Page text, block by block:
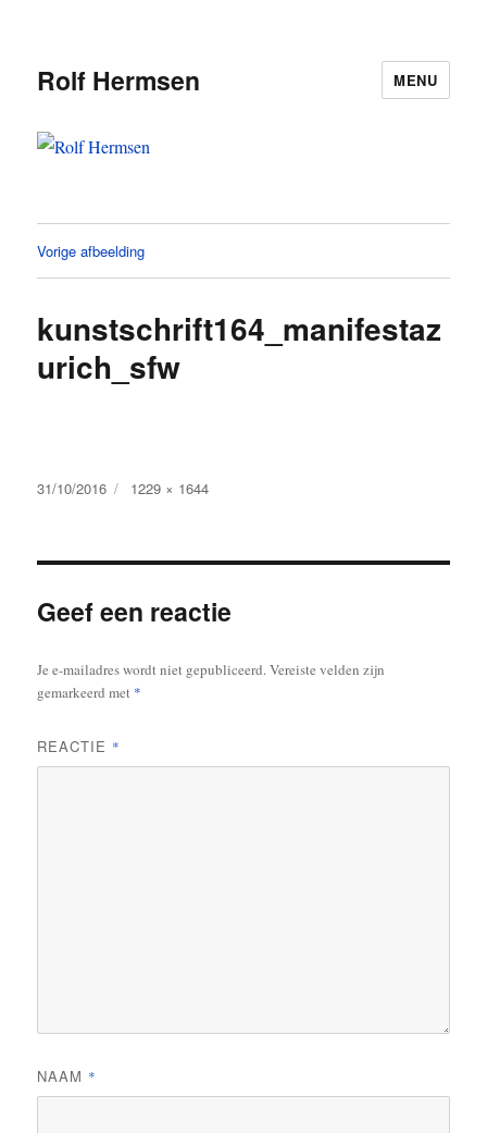
Rolf Hermsen MENU
Vorige afbeelding
kunstschrift164_manifestaz
urich_sfw
Geplaatst
31/10/2016
Volledige
1229 × 1644
Geef een reactie
Je e-mailadres wordt niet gepubliceerd.Vereiste velden zijn
gemarkeerd met *
REACTIE *
NAAM *